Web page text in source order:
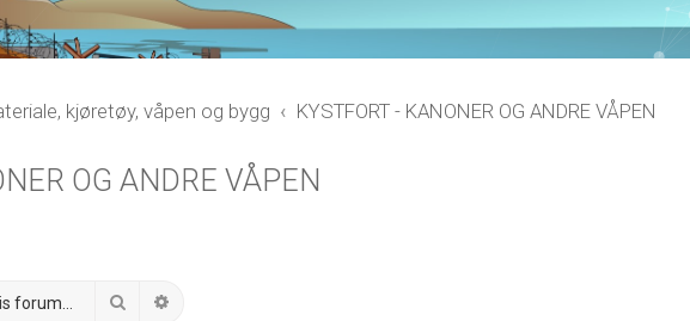
kjøretøy, våpen og bygg KYSTFORT - KANONER OG ANDRE VÅPEN
OG ANDRE VÅPEN
Search